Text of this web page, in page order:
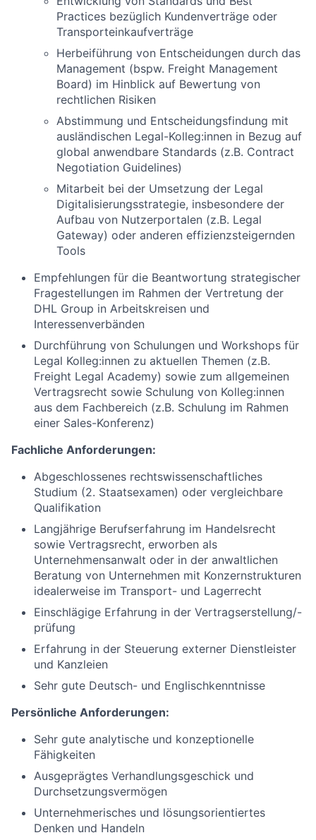
Practices bezüglich Kundenverträge oder
Transporteinkaufverträge
Herbeiführung von Entscheidungen durch das
Management (bspw. Freight Management
Board) im Hinblick auf Bewertung von
rechtlichen Risiken
Abstimmung und Entscheidungsfindung mit
ausländischen Legal-Kolleg:innen in Bezug auf
global anwendbare Standards (z.B. Contract
Negotiation Guidelines)
Mitarbeit bei der Umsetzung der Legal
Digitalisierungsstrategie, insbesondere der
Aufbau von Nutzerportalen (z.B. Legal
Gateway) oder anderen effizienzsteigernden
Tools
Empfehlungen für die Beantwortung strategischer
Fragestellungen im Rahmen der Vertretung der
DHL Group in Arbeitskreisen und
Interessenverbänden
Durchführung von Schulungen und Workshops für
Legal Kolleg:innen zu aktuellen Themen (z.B.
Freight Legal Academy) sowie zum allgemeinen
Vertragsrecht sowie Schulung von Kolleg:innen
aus dem Fachbereich (z.B. Schulung im Rahmen
einer Sales-Konferenz)
Fachliche Anforderungen:
Abgeschlossenes rechtswissenschaftliches
Studium (2. Staatsexamen) oder vergleichbare
Qualifikation
Langjährige Berufserfahrung im Handelsrecht
sowie Vertragsrecht, erworben als
Unternehmensanwalt oder in der anwaltlichen
Beratung von Unternehmen mit Konzernstrukturen
idealerweise im Transport- und Lagerrecht
Einschlägige Erfahrung in der Vertragserstellung/-
prüfung
Erfahrung in der Steuerung externer Dienstleister
und Kanzleien
Sehr gute Deutsch- und Englischkenntnisse
Persönliche Anforderungen:
Sehr gute analytische und konzeptionelle
Fähigkeiten
Ausgeprägtes Verhandlungsgeschick und
Durchsetzungsvermögen
Unternehmerisches und lösungsorientiertes
Denken und Handeln